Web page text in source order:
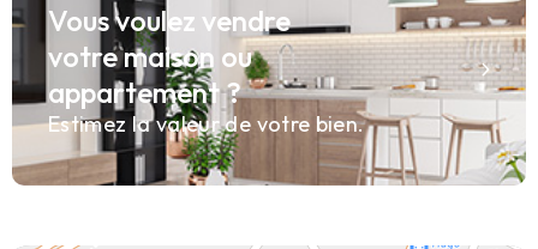
Vous voulez vendre
votre maison ou
appartement ?
Estimez la valeur de votre bien.